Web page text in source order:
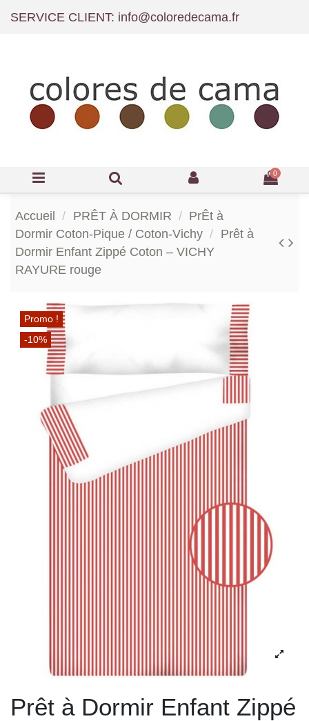
SERVICE CLIENT: info@coloredecama.fr
0
Accueil PRÊT À DORMIR
PrÊt à
Dormir Coton-Pique / Coton-Vichy
Prêt à
Dormir Enfant Zippé Coton – VICHY
RAYURE rouge
Promo !
-10%
Prêt à Dormir Enfant Zippé